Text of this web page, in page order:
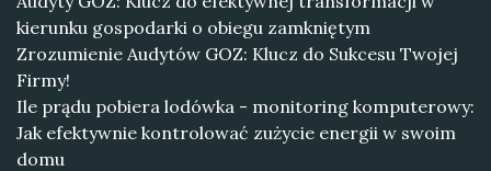
kierunku gospodarki o obiegu zamkniętym
Zrozumienie Audytów GOZ: Klucz do Sukcesu Twojej
Firmy!
Ile prądu pobiera lodówka - monitoring komputerowy:
Jak efektywnie kontrolować zużycie energii w swoim
domu